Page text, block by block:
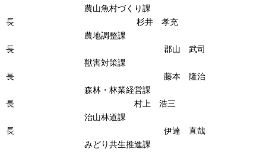
農山魚村づくり課
長 杉井 孝充
農地調整課
長 郡山 武司
獣害対策課
長 藤本 隆治
森林・林業経営課
長 村上 浩三
治山林道課
長 伊達 直哉
みどり共生推進課